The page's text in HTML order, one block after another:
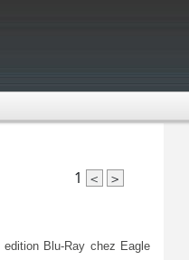
1 < >
Blu-Ray chez Eagle